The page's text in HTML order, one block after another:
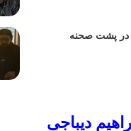
پشت صحنه
دیباجی